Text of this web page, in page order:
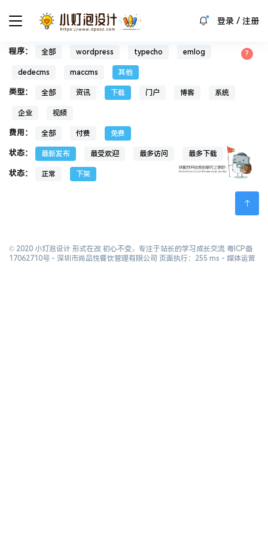
登录/ 注册
程序： 全部 wordpress typecho emlog
dedecms maccms 其他
类型： 全部 资讯 下载 门户 博客 系统
企业 视频
费用： 全部 付费 免费
状态： 最新发布 最受欢迎 最多访问 最多下载
状态： 正常 下架
© 2020 小灯泡设计 形式在改 初心不变，专注于站长的学习成长交流 粤ICP备
17062710号 - 深圳市尚品悦餐饮管理有限公司 页面执行：255 ms - 媒体运营